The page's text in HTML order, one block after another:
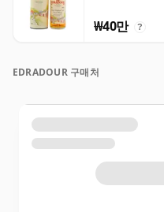
₩40만 ?
EDRADOUR 구매처